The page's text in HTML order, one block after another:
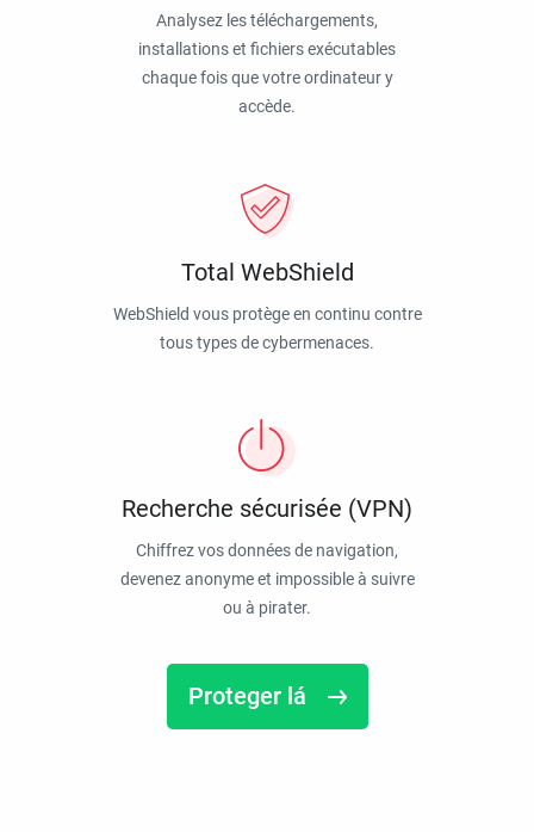
Analysez les téléchargements,
installations et fichiers exécutables
chaque fois que votre ordinateur y
accède.
Total WebShield
WebShield vous protège en continu contre
tous types de cybermenaces.
Recherche sécurisée (VPN)
Chiffrez vos données de navigation,
devenez anonyme et impossible à suivre
ou à pirater.
Proteger lá